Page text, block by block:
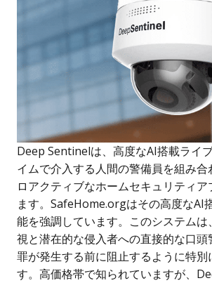
Deep Sentinelは、高度なAI搭載ライ
イムで介入する人間の警備員を組み
ロアクティブなホームセキュリティ
ます。SafeHome.orgはその高度なAI
能を強調しています。このシステムは
視と潜在的な侵入者への直接的な口
罪が発生する前に阻止するように特別
す。高価格帯で知られていますが、